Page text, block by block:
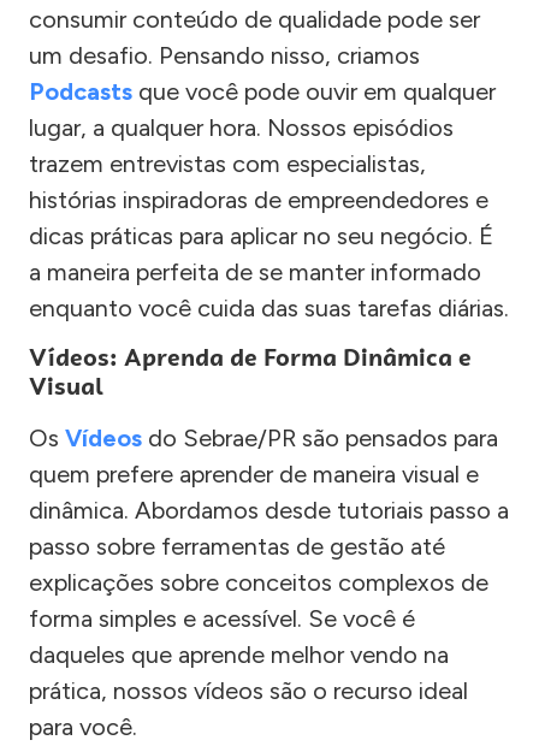
consumir conteúdo de qualidade pode ser
um desafio. Pensando nisso, criamos
Podcasts que você pode ouvir em qualquer
lugar, a qualquer hora. Nossos episódios
trazem entrevistas com especialistas,
histórias inspiradoras de empreendedores e
dicas práticas para aplicar no seu negócio. É
a maneira perfeita de se manter informado
enquanto você cuida das suas tarefas diárias.
Vídeos: Aprenda de Forma Dinâmica e
Visual
Os Vídeos do Sebrae/PR são pensados para
quem prefere aprender de maneira visual e
dinâmica. Abordamos desde tutoriais passo a
passo sobre ferramentas de gestão até
explicações sobre conceitos complexos de
forma simples e acessível. Se você é
daqueles que aprende melhor vendo na
prática, nossos vídeos são o recurso ideal
para você.